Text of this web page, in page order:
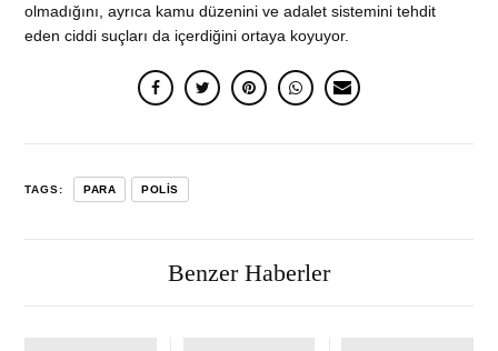
olmadığını, ayrıca kamu düzenini ve adalet sistemini tehdit
eden ciddi suçları da içerdiğini ortaya koyuyor.
TAGS: PARA POLIS
Benzer Haberler